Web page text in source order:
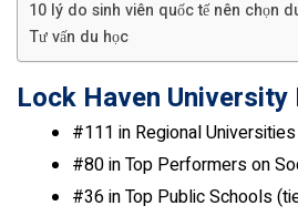
10 lý do sinh viên quốc tế nên chọn
Tư vấn du học
Lock Haven University
#111 in Regional
#80 in Top Performers on
#36 in Top Public Schools